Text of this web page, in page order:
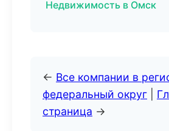
Недвижимость в Омск
← Все компании в
федеральный округ
страница →